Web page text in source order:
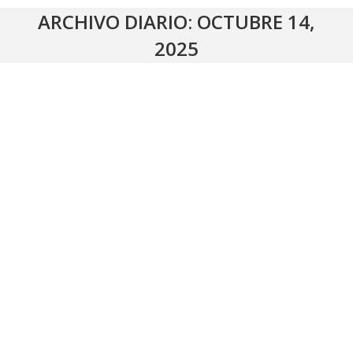
ARCHIVO DIARIO: OCTUBRE 14,
2025